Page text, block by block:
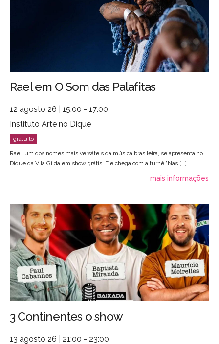
Rael em O Som das Palafitas
12 agosto 26 | 15:00 - 17:00
Instituto Arte no Dique
Rael, um dos nomes mais versáteis da música brasileira, se apresenta no
Dique da Vila Gilda em show grátis. Ele chega com a turnê "Nas [...]
mais informações
3 Continentes o show
13 agosto 26 | 21:00 - 23:00